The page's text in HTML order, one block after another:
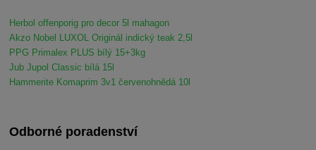
Herbol offenporig pro decor 5l mahagon
Akzo Nobel LUXOL Originál indický teak 2,5l
PPG Primalex PLUS bílý 15+3kg
Jub Jupol Classic bílá 15l
Hammerite Komaprim 3v1 červenohnědá 10l
Odborné poradenství